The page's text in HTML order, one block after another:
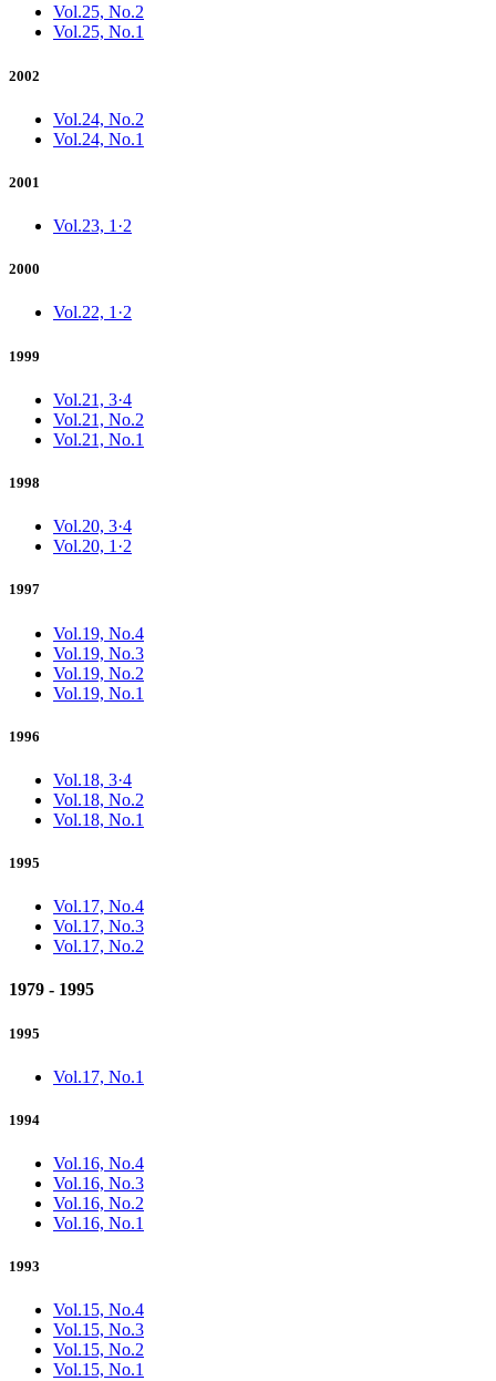
Vol.25, No.2
Vol.25, No.1
2002
Vol.24, No.2
Vol.24, No.1
2001
Vol.23, 1·2
2000
Vol.22, 1·2
1999
Vol.21, 3·4
Vol.21, No.2
Vol.21, No.1
1998
Vol.20, 3·4
Vol.20, 1·2
1997
Vol.19, No.4
Vol.19, No.3
Vol.19, No.2
Vol.19, No.1
1996
Vol.18, 3·4
Vol.18, No.2
Vol.18, No.1
1995
Vol.17, No.4
Vol.17, No.3
Vol.17, No.2
1979 - 1995
1995
Vol.17, No.1
1994
Vol.16, No.4
Vol.16, No.3
Vol.16, No.2
Vol.16, No.1
1993
Vol.15, No.4
Vol.15, No.3
Vol.15, No.2
Vol.15, No.1